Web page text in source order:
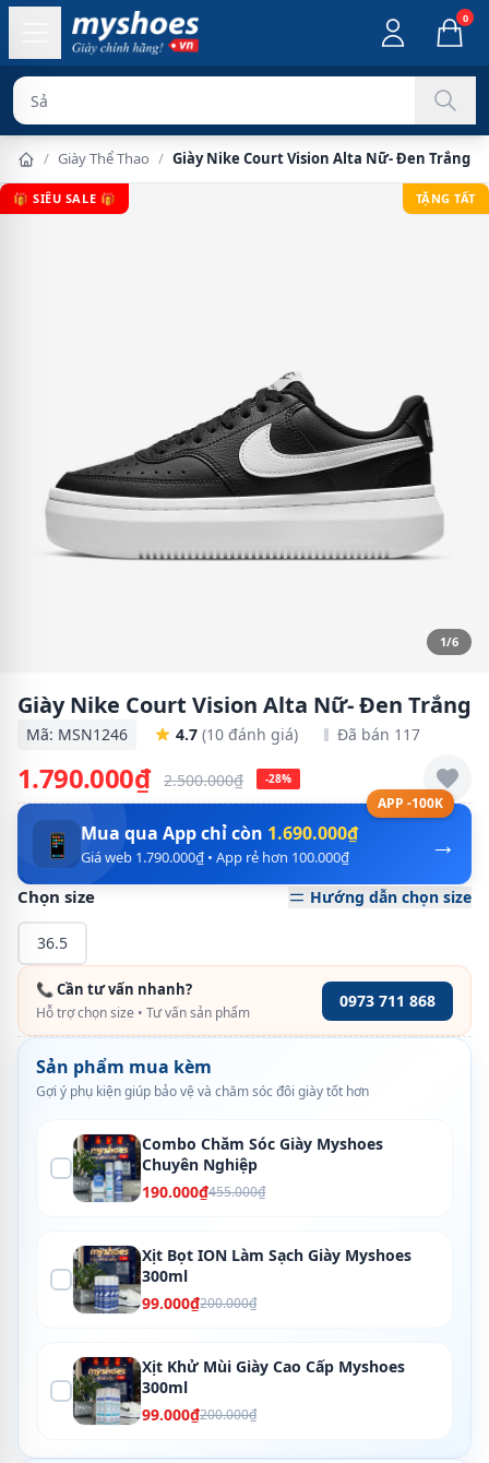
0
Sản phẩm ch
/ Giày Thể Thao / Giày Nike Court Vision Alta Nữ- Đen Trắng
🎁 SIÊU SALE 🎁 TẶNG TẤT
1/6
Giày Nike Court Vision Alta Nữ- Đen Trắng
Mã: MSN1246 4.7 (10 đánh giá) Đã bán 117
1.790.000₫ 2.500.000₫ -28%
APP -100K
→
📱 Mua qua App chỉ còn 1.690.000₫
Giá web 1.790.000₫ • App rẻ hơn 100.000₫
Chọn size Hướng dẫn chọn size
36.5
📞 Cần tư vấn nhanh?
Hỗ trợ chọn size • Tư vấn sản phẩm
0973 711 868
Sản phẩm mua kèm
Gợi ý phụ kiện giúp bảo vệ và chăm sóc đôi giày tốt hơn
Combo Chăm Sóc Giày Myshoes
Chuyên Nghiệp
190.000₫455.000₫
Xịt Bọt ION Làm Sạch Giày Myshoes
300ml
99.000₫200.000₫
Xịt Khử Mùi Giày Cao Cấp Myshoes
300ml
99.000₫200.000₫